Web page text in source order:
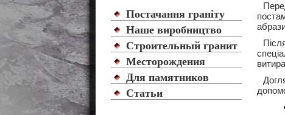
Постачання граніту
Наше виробництво
Строительный гранит
Месторождения
Для памятников
Статьи